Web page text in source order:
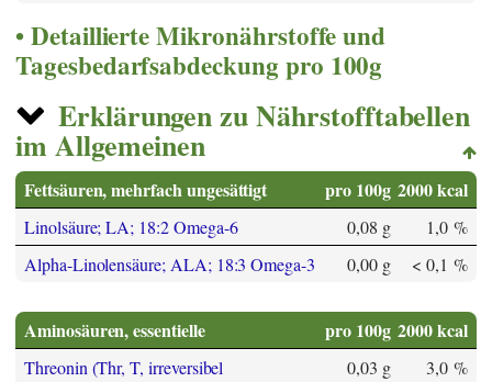
Detaillierte Mikronährstoffe und
Tagesbedarfsabdeckung pro 100g
Erklärungen zu Nährstofftabellen
im Allgemeinen
Fettsäuren, mehrfach ungesättigt pro 100g 2000 kcal
Linolsäure; LA; 18:2 Omega-6 0,08 g
1,0 %
Alpha-Linolensäure; ALA; 18:3 Omega-3
0,00 g < 0,1 %
Aminosäuren, essentielle pro 100g 2000 kcal
Threonin (Thr, T, irreversibel
0,03 g 3,0 %